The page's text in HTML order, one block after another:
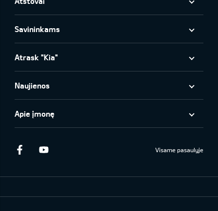
Savininkams
Atrask "Kia"
Naujienos
Apie įmonę
Facebook Visame pasaulyje